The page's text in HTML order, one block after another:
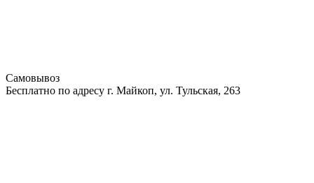
Самовывоз
Бесплатно по адресу г. Майкоп, ул. Тульская, 263